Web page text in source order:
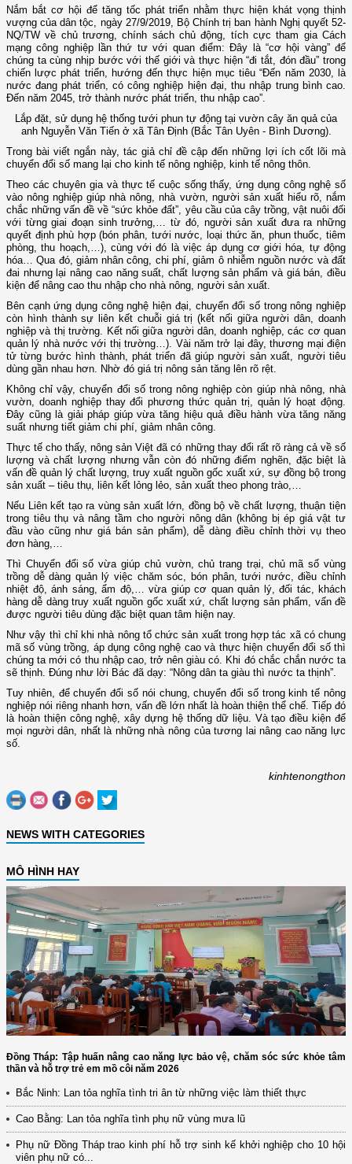
Nắm bắt cơ hội để tăng tốc phát triển nhằm thực hiện khát vọng thịnh
vượng của dân tộc, ngày 27/9/2019, Bộ Chính trị ban hành Nghị quyết 52-
NQ/TW về chủ trương, chính sách chủ động, tích cực tham gia Cách
mạng công nghiệp lần thứ tư với quan điểm: Đây là “cơ hội vàng” để
chúng ta cùng nhịp bước với thế giới và thực hiện “đi tắt, đón đầu” trong
chiến lược phát triển, hướng đến thực hiện mục tiêu “Đến năm 2030, là
nước đang phát triển, có công nghiệp hiện đại, thu nhập trung bình cao.
Đến năm 2045, trở thành nước phát triển, thu nhập cao”.
Lắp đặt, sử dụng hệ thống tưới phun tự động tại vườn cây ăn quả của
anh Nguyễn Văn Tiến ở xã Tân Định (Bắc Tân Uyên - Bình Dương).
Trong bài viết ngắn này, tác giả chỉ đề cập đến những lợi ích cốt lõi mà
chuyển đổi số mang lại cho kinh tế nông nghiệp, kinh tế nông thôn.
Theo các chuyên gia và thực tế cuộc sống thấy, ứng dụng công nghệ số
vào nông nghiệp giúp nhà nông, nhà vườn, người sản xuất hiểu rõ, nắm
chắc những vấn đề về “sức khỏe đất”, yêu cầu của cây trồng, vật nuôi đối
với từng giai đoạn sinh trưởng,… từ đó, người sản xuất đưa ra những
quyết định phù hợp (bón phân, tưới nước, loại thức ăn, phun thuốc, tiêm
phòng, thu hoạch,…), cùng với đó là việc áp dụng cơ giới hóa, tự động
hóa… Qua đó, giảm nhân công, chi phí, giảm ô nhiễm nguồn nước và đất
đai nhưng lại nâng cao năng suất, chất lượng sản phẩm và giá bán, điều
kiện để nâng cao thu nhập cho nhà nông, người sản xuất.
Bên cạnh ứng dụng công nghệ hiện đại, chuyển đổi số trong nông nghiệp
còn hình thành sự liên kết chuỗi giá trị (kết nối giữa người dân, doanh
nghiệp và thị trường. Kết nối giữa người dân, doanh nghiệp, các cơ quan
quản lý nhà nước với thị trường…). Vài năm trở lại đây, thương mại điện
tử từng bước hình thành, phát triển đã giúp người sản xuất, người tiêu
dùng gần nhau hơn. Nhờ đó giá trị nông sản tăng lên rõ rệt.
Không chỉ vậy, chuyển đổi số trong nông nghiệp còn giúp nhà nông, nhà
vườn, doanh nghiệp thay đổi phương thức quản trị, quản lý hoạt động.
Đây cũng là giải pháp giúp vừa tăng hiệu quả điều hành vừa tăng năng
suất nhưng tiết giảm chi phí, giảm nhân công.
Thực tế cho thấy, nông sản Việt đã có những thay đổi rất rõ ràng cả về số
lượng và chất lượng nhưng vẫn còn đó những điểm nghẽn, đặc biệt là
vấn đề quản lý chất lượng, truy xuất nguồn gốc xuất xứ, sự đồng bộ trong
sản xuất – tiêu thụ, liên kết lỏng lẻo, sản xuất theo phong trào,…
Nếu Liên kết tạo ra vùng sản xuất lớn, đồng bộ về chất lượng, thuận tiện
trong tiêu thụ và nâng tầm cho người nông dân (không bị ép giá vật tư
đầu vào cũng như giá bán sản phẩm), dễ dàng điều chỉnh thời vụ theo
đơn hàng,…
Thì Chuyển đổi số vừa giúp chủ vườn, chủ trang trại, chủ mã số vùng
trồng dễ dàng quản lý việc chăm sóc, bón phân, tưới nước, điều chỉnh
nhiệt độ, ánh sáng, ẩm độ,… vừa giúp cơ quan quản lý, đối tác, khách
hàng dễ dàng truy xuất nguồn gốc xuất xứ, chất lượng sản phẩm, vấn đề
được người tiêu dùng đặc biệt quan tâm hiện nay.
Như vậy thì chỉ khi nhà nông tổ chức sản xuất trong hợp tác xã có chung
mã số vùng trồng, áp dụng công nghệ cao và thực hiện chuyển đổi số thì
chúng ta mới có thu nhập cao, trở nên giàu có. Khi đó chắc chắn nước ta
sẽ thịnh. Đúng như lời Bác đã dạy: “Nông dân ta giàu thì nước ta thịnh”.
Tuy nhiên, để chuyển đổi số nói chung, chuyển đổi số trong kinh tế nông
nghiệp nói riêng nhanh hơn, vấn đề lớn nhất là hoàn thiện thể chế. Tiếp đó
là hoàn thiện công nghệ, xây dựng hệ thống dữ liệu. Và tạo điều kiện để
mọi người dân, nhất là những nhà nông của tương lai nâng cao năng lực
số.
kinhtenongthon
NEWS WITH CATEGORIES
MÔ HÌNH HAY
Đồng Tháp: Tập huấn nâng cao năng lực bảo vệ, chăm sóc sức khỏe tâm
thần và hỗ trợ trẻ em mồ côi năm 2026
Bắc Ninh: Lan tỏa nghĩa tình tri ân từ những việc làm thiết thực
Cao Bằng: Lan tỏa nghĩa tình phụ nữ vùng mưa lũ
Phụ nữ Đồng Tháp trao kinh phí hỗ trợ sinh kế khởi nghiệp cho 10 hội
viên phụ nữ có...